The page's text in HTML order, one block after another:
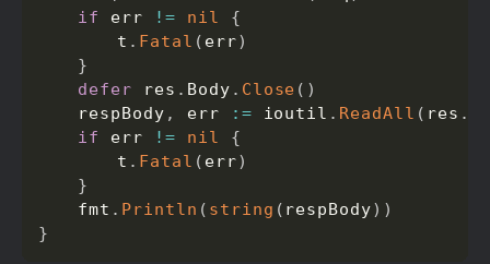
if
err != nil
{
		t
. Fatal ( err)
}
defer res . Body . Close ( )
	respBody
, err := ioutil . ReadAll ( res .
if
err != nil
{
		t
. Fatal ( err)
}
	fmt
. Println ( string ( respBody) )
}